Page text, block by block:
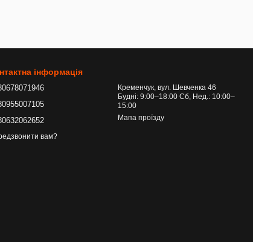
інформація
вам?
Кременчук, вул. Шевченка 46
Будні: 9:00–18:00 Сб, Нед.: 10:00–
15:00
Мапа проїзду